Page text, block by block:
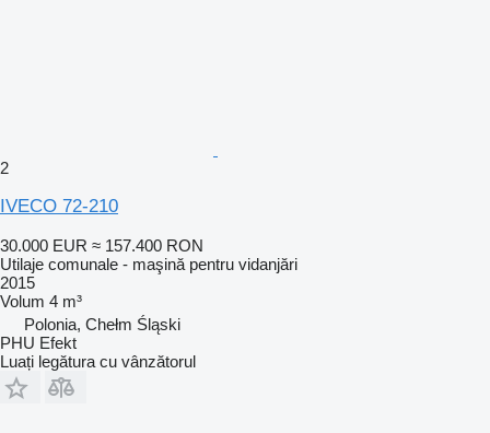
2
IVECO 72-210
30.000 EUR ≈ 157.400 RON
Utilaje comunale - maşină pentru vidanjări
2015
Volum 4 m³
Polonia, Chełm Śląski
PHU Efekt
Luați legătura cu vânzătorul